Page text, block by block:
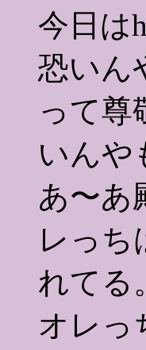
今日は
恐いん
って尊
いんや
あ〜あ
レっち
れてる
オレっ